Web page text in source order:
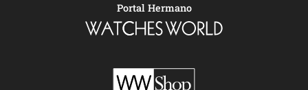
Portal Hermano